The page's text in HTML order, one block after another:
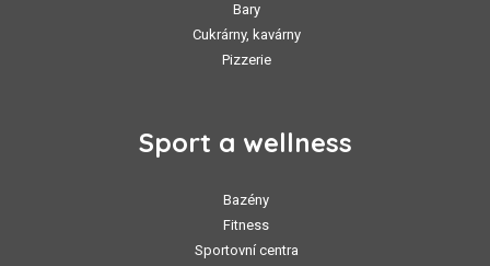
Bary
Cukrárny, kavárny
Pizzerie
Sport a wellness
Bazény
Fitness
Sportovní centra